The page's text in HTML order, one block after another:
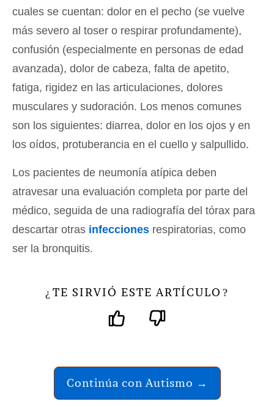
cuales se cuentan: dolor en el pecho (se vuelve
más severo al toser o respirar profundamente),
confusión (especialmente en personas de edad
avanzada), dolor de cabeza, falta de apetito,
fatiga, rigidez en las articulaciones, dolores
musculares y sudoración. Los menos comunes
son los siguientes: diarrea, dolor en los ojos y en
los oídos, protuberancia en el cuello y salpullido.
Los pacientes de neumonía atípica deben
atravesar una evaluación completa por parte del
médico, seguida de una radiografía del tórax para
descartar otras infecciones respiratorias, como
ser la bronquitis.
¿ TE SIRVIÓ ESTE ARTÍCULO ?
Continúa con Autismo →